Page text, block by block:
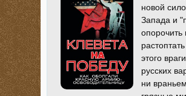
новой
Запада и
опорочить
этого
русских
ни